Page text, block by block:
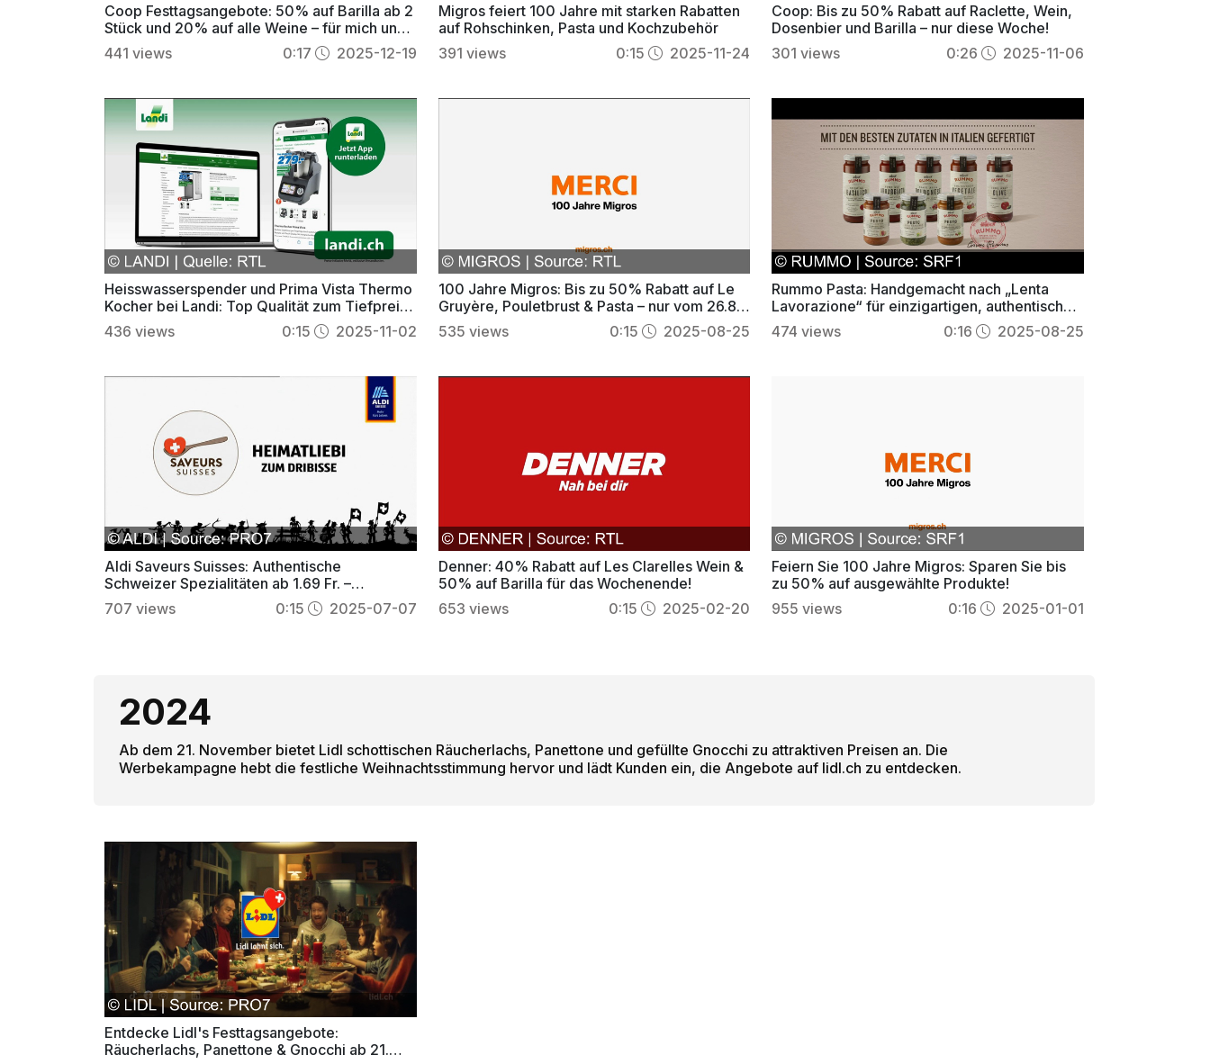
Coop Festtagsangebote: 50% auf Barilla ab 2
Stück und 20% auf alle Weine – für mich und
dich
441 views 0:17 2025-12-19
Migros feiert 100 Jahre mit starken Rabatten
auf Rohschinken, Pasta und Kochzubehör
391 views 0:15 2025-11-24
Coop: Bis zu 50% Rabatt auf Raclette, Wein,
Dosenbier und Barilla – nur diese Woche!
301 views 0:26 2025-11-06
Heisswasserspender und Prima Vista Thermo
Kocher bei Landi: Top Qualität zum Tiefpreis
sichern
436 views 0:15 2025-11-02
100 Jahre Migros: Bis zu 50% Rabatt auf Le
Gruyère, Pouletbrust & Pasta – nur vom 26.8.
bis 1.9.
535 views 0:15 2025-08-25
Rummo Pasta: Handgemacht nach „Lenta
Lavorazione“ für einzigartigen, authentischen
Genuss
474 views 0:16 2025-08-25
Aldi Saveurs Suisses: Authentische
Schweizer Spezialitäten ab 1.69 Fr. –
exklusiver Genuss
707 views 0:15 2025-07-07
Denner: 40% Rabatt auf Les Clarelles Wein &
50% auf Barilla für das Wochenende!
653 views 0:15 2025-02-20
Feiern Sie 100 Jahre Migros: Sparen Sie bis
zu 50% auf ausgewählte Produkte!
955 views 0:16 2025-01-01
2024
Ab dem 21. November bietet Lidl schottischen Räucherlachs, Panettone und gefüllte Gnocchi zu attraktiven Preisen an. Die
Werbekampagne hebt die festliche Weihnachtsstimmung hervor und lädt Kunden ein, die Angebote auf lidl.ch zu entdecken.
Entdecke Lidl's Festtagsangebote:
Räucherlachs, Panettone & Gnocchi ab 21.